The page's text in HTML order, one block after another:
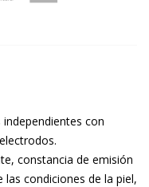
con
constancia de emisión
condiciones de la piel,